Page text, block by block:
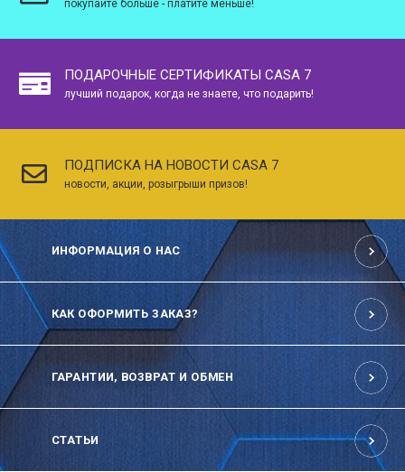
покупайте больше - платите меньше!
ПОДАРОЧНЫЕ СЕРТИФИКАТЫ CASA 7
лучший подарок, когда не знаете, что подарить!
ПОДПИСКА НА НОВОСТИ CASA 7
новости, акции, розыгрыши призов!
ИНФОРМАЦИЯ О НАС
КАК ОФОРМИТЬ ЗАКАЗ?
ГАРАНТИИ, ВОЗВРАТ И ОБМЕН
СТАТЬИ